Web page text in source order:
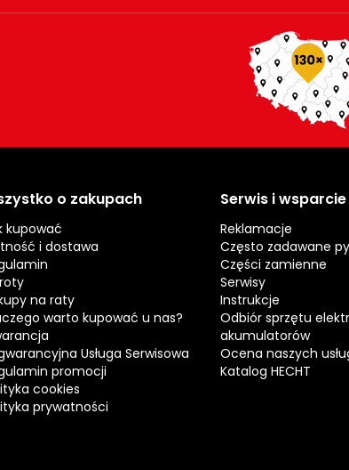
o zakupach
kupować
i dostawa
na raty
warto kupować u nas?
Usługa Serwisowa
promocji
cookies
prywatności
Serwis i wsparcie
Reklamacje
Często zadawane
Części zamienne
Serwisy
Instrukcje
Odbiór sprzętu
akumulatorów
Ocena naszych
Katalog HECHT